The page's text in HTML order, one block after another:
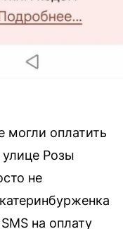
оплатить
улице Розы
не
на оплату